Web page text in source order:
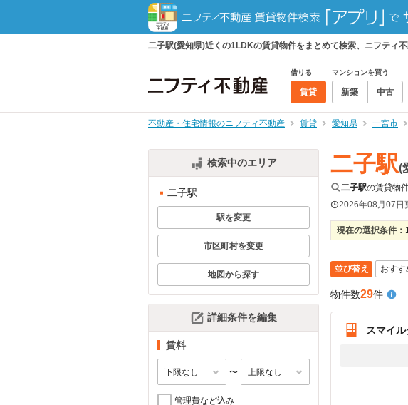
二子駅(愛知県)近くの1LDKの賃貸物件をまとめて検索、ニフティ
借りる
賃貸
マンションを買う
新築 中古
不動産・住宅情報のニフティ不動産 賃貸 愛知県 一宮市
検索中のエリア
二子駅
駅を変更
市区町村を変更
地図から探す
詳細条件を編集
賃料
〜
管理費など込み
二子駅(
二子駅の賃貸物
2026年08月07日
現在の選択条件：
並び替え
物件数29件
スマイ